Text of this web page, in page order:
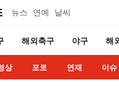
뉴스 연예 날씨
해외축구 야구 해
상 포토 연재 이슈